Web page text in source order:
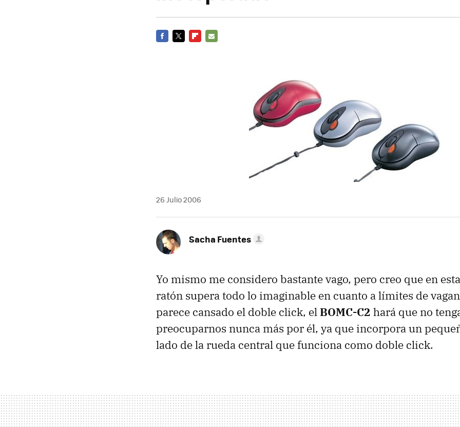
26 Julio 2006
Sacha Fuentes
Yo mismo me considero bastante vago, pero creo que en
ratón supera todo lo imaginable en cuanto a límites de
parece cansado el doble click, elBOMC-C2 hará que no
preocuparnos nunca más por él, ya que incorpora un
lado de la rueda central que funciona como doble click.